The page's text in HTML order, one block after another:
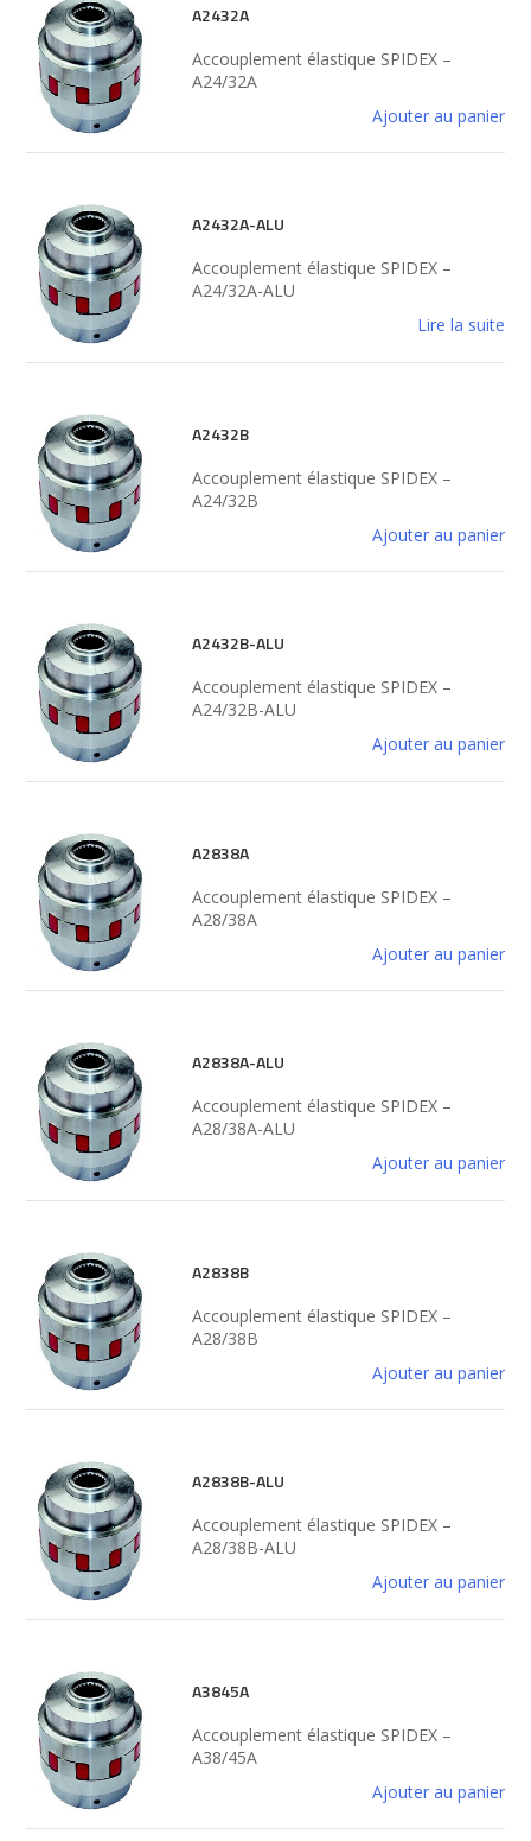
A2432A
Accouplement élastique SPIDEX –
A24/32A
Ajouter au panier
A2432A-ALU
Accouplement élastique SPIDEX –
A24/32A-ALU
Lire la suite
A2432B
Accouplement élastique SPIDEX –
A24/32B
Ajouter au panier
A2432B-ALU
Accouplement élastique SPIDEX –
A24/32B-ALU
Ajouter au panier
A2838A
Accouplement élastique SPIDEX –
A28/38A
Ajouter au panier
A2838A-ALU
Accouplement élastique SPIDEX –
A28/38A-ALU
Ajouter au panier
A2838B
Accouplement élastique SPIDEX –
A28/38B
Ajouter au panier
A2838B-ALU
Accouplement élastique SPIDEX –
A28/38B-ALU
Ajouter au panier
A3845A
Accouplement élastique SPIDEX –
A38/45A
Ajouter au panier